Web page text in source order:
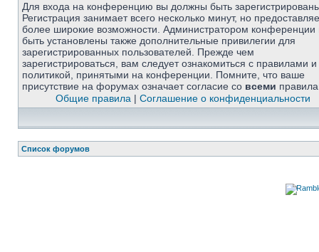
Для входа на конференцию вы должны быть
Регистрация занимает всего несколько минут, но
более широкие возможности. Администратором конференции
быть установлены также дополнительные привилегии для
зарегистрированных пользователей. Прежде чем
зарегистрироваться, вам следует ознакомиться с правилами и
политикой, принятыми на конференции. Помните, что ваше
присутствие на форумах означает согласие со всеми
Общие правила |Соглашение о конфиденциальности
Список форумов